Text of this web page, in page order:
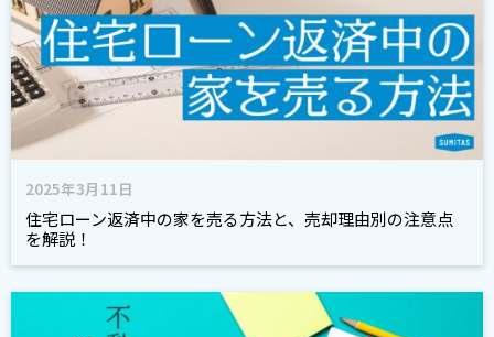
2025年3月11日
住宅ローン返済中の家を売る方法と、売却理由別の注意点
を解説！